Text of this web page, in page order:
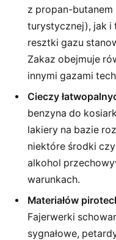
z propan-
turystycznej), jak i
resztki gazu
Zakaz obejmuje
innymi gazami
Cieczy
benzyna do
lakiery na bazie
niektóre środki
alkohol
warunkach.
Materiałów
Fajerwerki
sygnałowe,